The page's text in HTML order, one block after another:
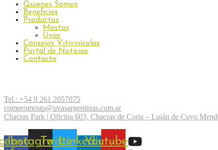
Quienes Somos
Beneficios
Productos
Mostos
Uvas
Consejos Vitivinícolas
Portal de Noticias
Contacto
Tel.: +54 9 261 2057075
compromosto@uvasargentinas.com.ar
Chacras Park | Oficina 603, Chacras de Coria – Luján de Cuyo
Instagram
TwitterLinkedin-
Youtube